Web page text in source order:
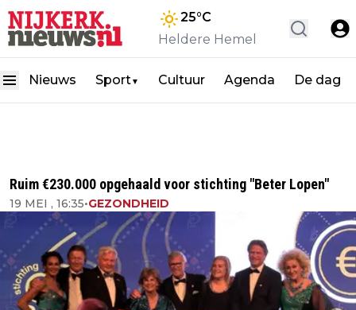
25°C
Heldere Hemel
Nieuws Sport▼ Cultuur Agenda De dag
Ruim €230.000 opgehaald voor stichting "Beter Lopen"
19 MEI , 16:35•GEZONDHEID